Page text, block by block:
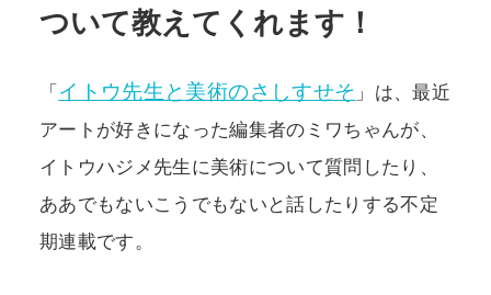
POLICY COMPANY
ついて教えてくれます！
「 イトウ先生と美術のさしすせそ 」は、最近
アートが好きになった編集者のミワちゃんが、
イトウハジメ先生に美術について質問したり、
ああでもないこうでもないと話したりする不定
期連載です。